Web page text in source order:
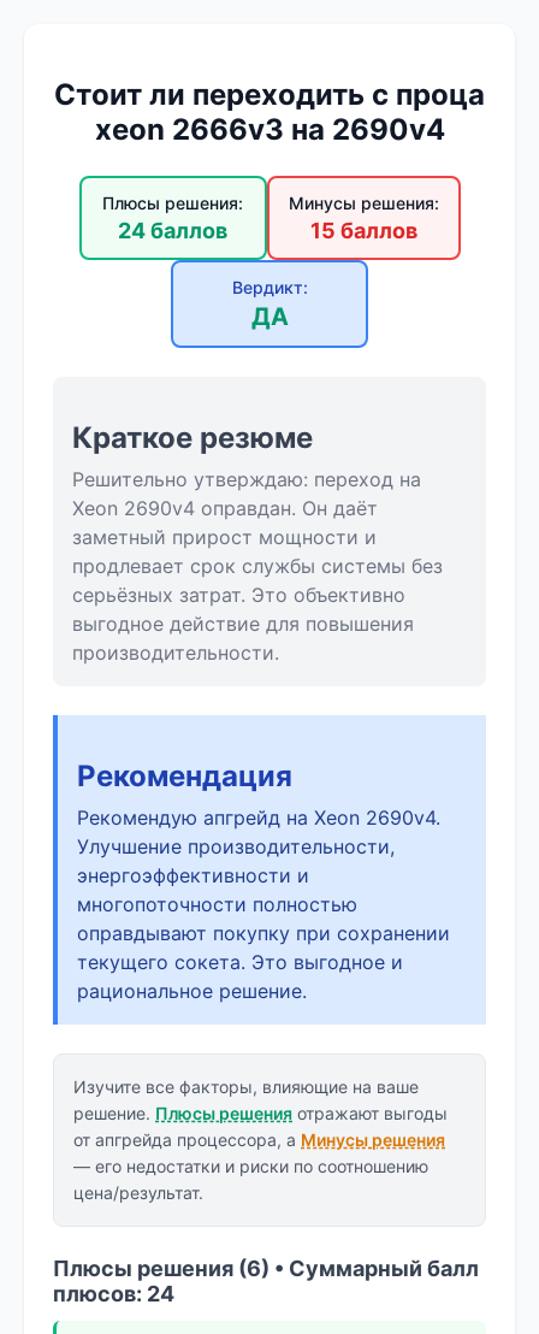
Стоит ли переходить с проца
xeon 2666v3 на 2690v4
Плюсы решения:
24 баллов
Минусы решения:
15 баллов
Вердикт:
ДА
Краткое резюме
Решительно утверждаю: переход на
Xeon 2690v4 оправдан. Он даёт
заметный прирост мощности и
продлевает срок службы системы без
серьёзных затрат. Это объективно
выгодное действие для повышения
производительности.
Рекомендация
Рекомендую апгрейд на Xeon 2690v4.
Улучшение производительности,
энергоэффективности и
многопоточности полностью
оправдывают покупку при сохранении
текущего сокета. Это выгодное и
рациональное решение.
Изучите все факторы, влияющие на ваше
решение. Плюсы решения отражают выгоды
от апгрейда процессора, а Минусы решения
— его недостатки и риски по соотношению
цена/результат.
Плюсы решения (6) • Суммарный балл
плюсов: 24